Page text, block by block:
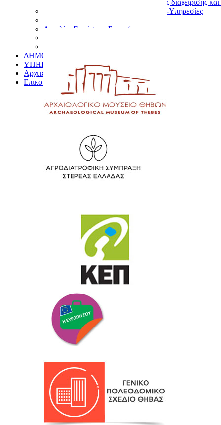
Σύστημα διαδικτυακής υπηρεσίας διαχείρισης
Προκηρύξεις-Διακηρύξεις-Προμήθειες-Υπηρεσίες
Αγγελίες Ευρέσεως Εργασίας
ΔΗΜΟΣΙΑ ΔΙΑΒΟΥΛΕΥΣΗ
ΥΠΗΡΕΣΙΕΣ ΓΙΑ ΤΟΝ ΕΠΙΣΚΕΠΤΗ
Αρχιτεκτονικός Διαγωνισμός
Επικοινωνία